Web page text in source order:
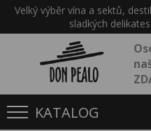
Velký výběr vína a sektů,
sladkých
KATALOG